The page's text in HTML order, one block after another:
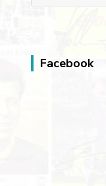
Facebook